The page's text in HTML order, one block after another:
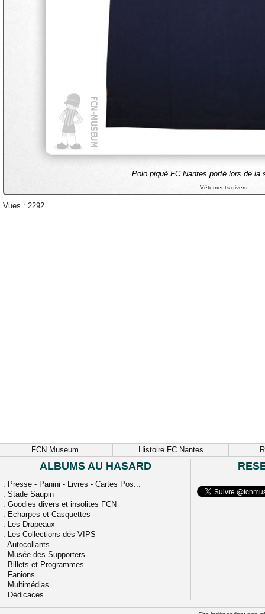
Polo piqué FC Nantes porté lors de la
Vêtements divers
Vues : 2292
FCN Museum Histoire FC Nantes
ALBUMS AU HASARD
. Presse - Panini - Livres - Cartes Pos...
. Stade Saupin
. Goodies divers et insolites FCN
. Echarpes et Casquettes
. Les Drapeaux
. Les Collections des VIPS
. Autocollants
. Musée des Supporters
. Billets et Programmes
. Fanions
. Multimédias
. Dédicaces